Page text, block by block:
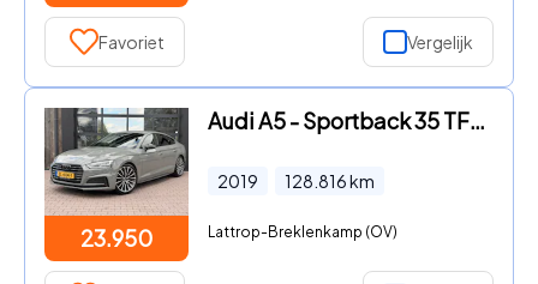
Favoriet Vergelijk
23.950
Audi A5 - Sportback 35 TFSI Sport S-line edition | LED | Zwart optiek
2019 128.816km
Lattrop-Breklenkamp (OV)